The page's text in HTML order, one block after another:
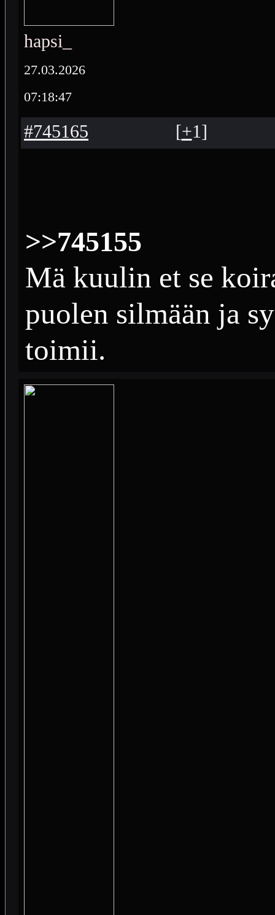
hapsi_
27.03.2026
07:18:47
#745165 [+1]
>>745155
Mä kuulin et se
puolen silmään ja
toimii.